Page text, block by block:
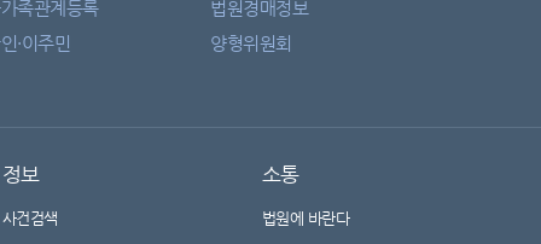
족관계등록
법원경매정보
·이주민
양형위원회
정보
사건검색
소통
법원에 바란다